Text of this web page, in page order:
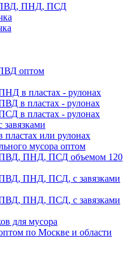
ПВД, ПНД, ПСД
оптом
в пластах - рулонах
в пластах - рулонах
в пластах - рулонах
или рулонах
мусора оптом
ПНД, ПСД объемом 120
ПНД, ПСД, с завязками
ПНД, ПСД, с завязками
для мусора
по Москве и области